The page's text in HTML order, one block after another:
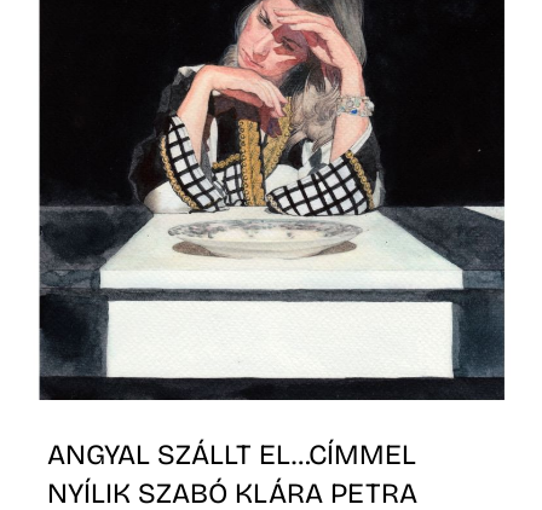
ANGYAL SZÁLLT EL…CÍMMEL
NYÍLIK SZABÓ KLÁRA PETRA